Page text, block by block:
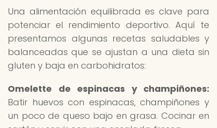
Una alimentación equilibrada es clave para
potenciar el rendimiento deportivo. Aquí te
presentamos algunas recetas saludables y
balanceadas que se ajustan a una dieta sin
gluten y baja en carbohidratos:
Omelette de espinacas y champiñones:
Batir huevos con espinacas, champiñones y
un poco de queso bajo en grasa. Cocinar en